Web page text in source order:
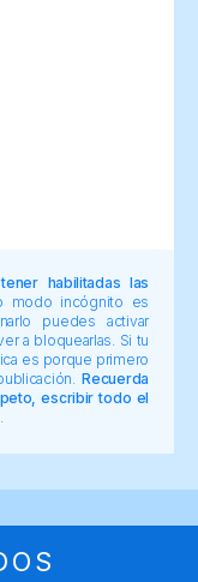
habilitadas las
modo incógnito es
puedes activar
a bloquearlas. Si tu
es porque primero
Recuerda
escribir todo el